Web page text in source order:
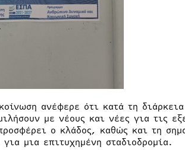
ανέφερε ότι κατά τη
με νέους και νέες για τις
ο κλάδος, καθώς και τη
μια επιτυχημένη σταδιοδρομία.